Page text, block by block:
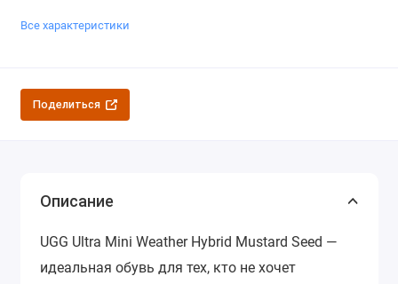
Все характеристики
Поделиться
Описание
UGG Ultra Mini Weather Hybrid Mustard Seed —
идеальная обувь для тех, кто не хочет